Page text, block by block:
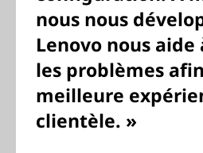
nous nous
Lenovo nous aide
les problèmes
meilleure
clientèle. »